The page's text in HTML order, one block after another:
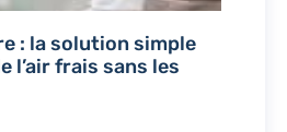
: la solution simple
l’air frais sans les